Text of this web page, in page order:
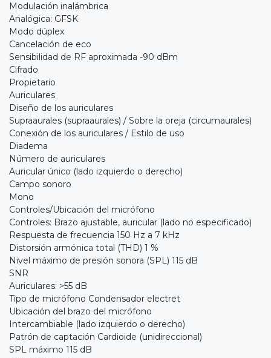
Modulación inalámbrica
Analógica: GFSK
Modo dúplex
Cancelación de eco
Sensibilidad de RF aproximada -90 dBm
Cifrado
Propietario
Auriculares
Diseño de los auriculares
Supraaurales (supraaurales) / Sobre la oreja (circumaurales)
Conexión de los auriculares / Estilo de uso
Diadema
Número de auriculares
Auricular único (lado izquierdo o derecho)
Campo sonoro
Mono
Controles/Ubicación del micrófono
Controles: Brazo ajustable, auricular (lado no especificado)
Respuesta de frecuencia 150 Hz a 7 kHz
Distorsión armónica total (THD) 1 %
Nivel máximo de presión sonora (SPL) 115 dB
SNR
Auriculares: >55 dB
Tipo de micrófono Condensador electret
Ubicación del brazo del micrófono
Intercambiable (lado izquierdo o derecho)
Patrón de captación Cardioide (unidireccional)
SPL máximo 115 dB